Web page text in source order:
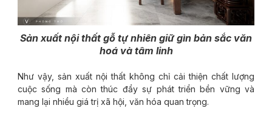
Sản xuất nội thất gỗ tự nhiên giữ gìn bản sắc văn
hoá và tâm linh
Như vậy, sản xuất nội thất không chỉ cải thiện chất lượng
cuộc sống mà còn thúc đẩy sự phát triển bền vững và
mang lại nhiều giá trị xã hội, văn hóa quan trọng.